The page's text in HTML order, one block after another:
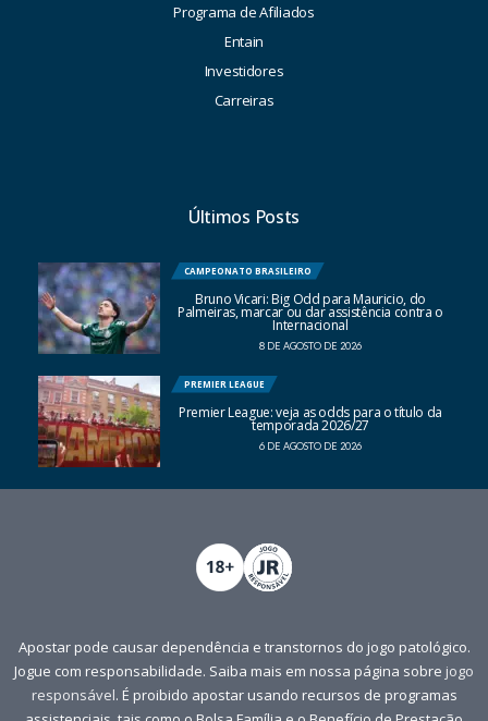
Programa de Afiliados
Entain
Investidores
Carreiras
Últimos Posts
CAMPEONATO BRASILEIRO
Bruno Vicari: Big Odd para Mauricio, do
Palmeiras, marcar ou dar assistência contra o
Internacional
8 DE AGOSTO DE 2026
PREMIER LEAGUE
Premier League: veja as odds para o título da
temporada 2026/27
6 DE AGOSTO DE 2026
Apostar pode causar dependência e transtornos do jogo patológico.
Jogue com responsabilidade. Saiba mais em nossa página sobre jogo
responsável. É proibido apostar usando recursos de programas